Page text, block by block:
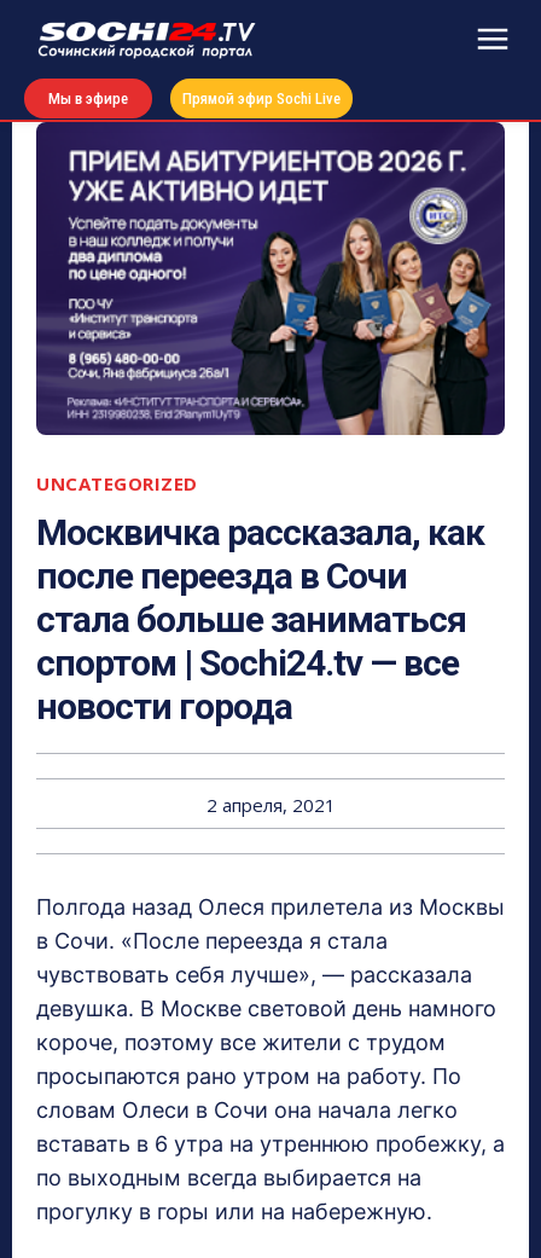
Мы в эфире Прямой эфир Sochi Live
UNCATEGORIZED
Москвичка рассказала, как
после переезда в Сочи
стала больше заниматься
спортом | Sochi24.tv — все
новости города
2 апреля, 2021
Полгода назад Олеся прилетела из Москвы
в Сочи. «После переезда я стала
чувствовать себя лучше», — рассказала
девушка. В Москве световой день намного
короче, поэтому все жители с трудом
просыпаются рано утром на работу. По
словам Олеси в Сочи она начала легко
вставать в 6 утра на утреннюю пробежку, а
по выходным всегда выбирается на
прогулку в горы или на набережную.